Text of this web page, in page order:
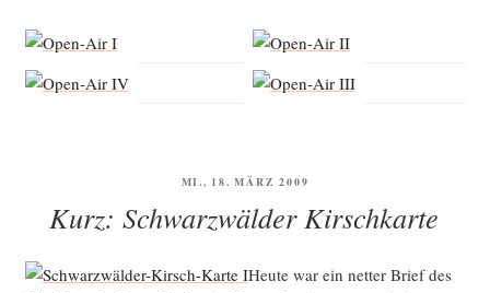
VERÖFFENTLICHT
MI., 18. MÄRZ 2009
Kurz: Schwarzwälder Kirschkarte
Heu­te war ein net­ter Brief des